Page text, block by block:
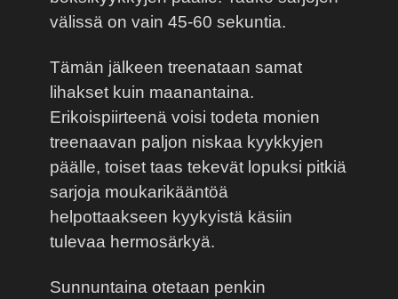
välissä on vain 45-60 sekuntia.
Tämän jälkeen treenataan samat
lihakset kuin maanantaina.
Erikoispiirteenä voisi todeta monien
treenaavan paljon niskaa kyykkyjen
päälle, toiset taas tekevät lopuksi pitkiä
sarjoja moukarikääntöä
helpottaakseen kyykyistä käsiin
tulevaa hermosärkyä.
Sunnuntaina otetaan penkin